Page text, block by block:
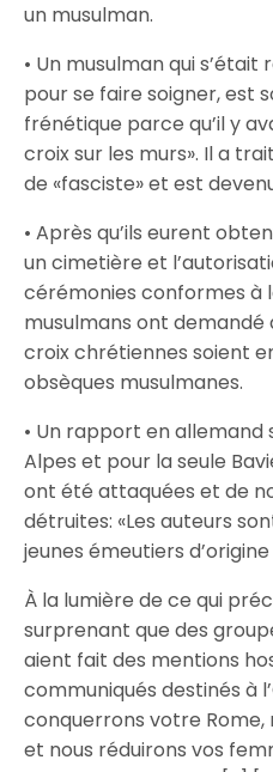
un musulman.
• Un musulman qui
pour se faire soigner, est
frénétique parce qu’il y
croix sur les murs». Il a
de «fasciste» et est
• Après qu’ils eurent
un cimetière et
cérémonies conformes à
musulmans ont demandé
croix chrétiennes soient
obsèques musulmanes.
• Un rapport en allemand
Alpes et pour la seule
ont été attaquées et de
détruites: «Les auteurs
jeunes émeutiers
À la lumière de ce qui
surprenant que des
aient fait des mentions
communiqués destinés à
conquerrons votre Rome,
et nous réduirons vos